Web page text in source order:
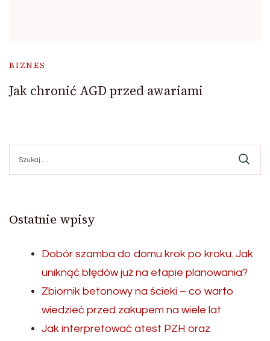
BIZNES
Jak chronić AGD przed awariami
Ostatnie wpisy
Dobór szamba do domu krok po kroku. Jak
uniknąć błędów już na etapie planowania?
Zbiornik betonowy na ścieki – co warto
wiedzieć przed zakupem na wiele lat
Jak interpretować atest PZH oraz